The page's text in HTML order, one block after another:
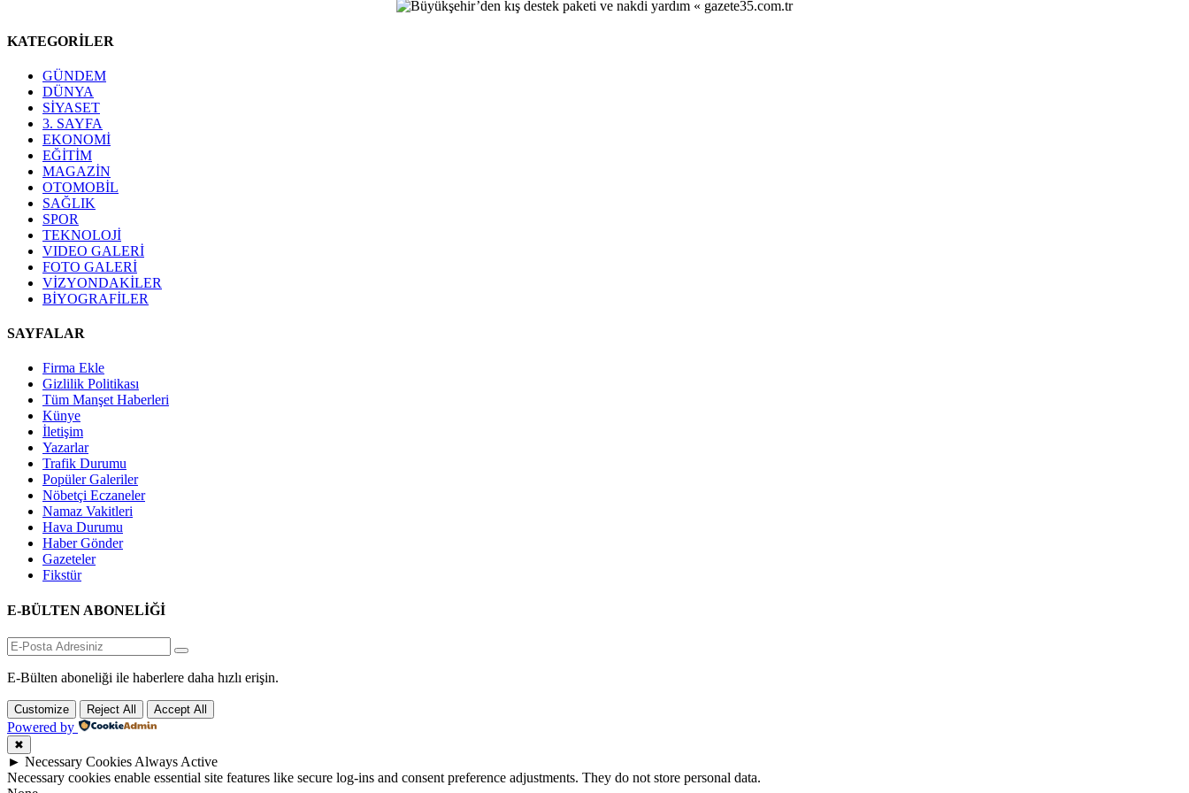
KATEGORİLER
GÜNDEM
DÜNYA
SİYASET
3. SAYFA
EKONOMİ
EĞİTİM
MAGAZİN
OTOMOBİL
SAĞLIK
SPOR
TEKNOLOJİ
VIDEO GALERİ
FOTO GALERİ
VİZYONDAKİLER
BİYOGRAFİLER
SAYFALAR
Firma Ekle
Gizlilik Politikası
Tüm Manşet Haberleri
Künye
İletişim
Yazarlar
Trafik Durumu
Popüler Galeriler
Nöbetçi Eczaneler
Namaz Vakitleri
Hava Durumu
Haber Gönder
Gazeteler
Fikstür
E-BÜLTEN ABONELİĞİ
E-Bülten aboneliği ile haberlere daha hızlı erişin.
Customize Reject All Accept All
Powered by
✖
► Necessary Cookies Always Active
Necessary cookies enable essential site features like secure log-ins and consent preference adjustments. They do not store personal data.